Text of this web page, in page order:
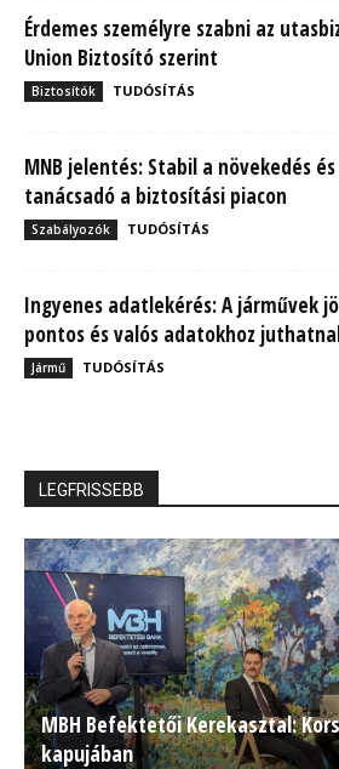
Érdemes személyre szabni az
Union Biztosító szerint
Biztosítók TUDÓSÍTÁS
MNB jelentés: Stabil a növekedés
tanácsadó a biztosítási piacon
Szabályozók TUDÓSÍTÁS
Ingyenes adatlekérés: A járművek
pontos és valós adatokhoz
Jármű TUDÓSÍTÁS
LEGFRISSEBB
MBH Befektetői Kerekasztal:
kapujában